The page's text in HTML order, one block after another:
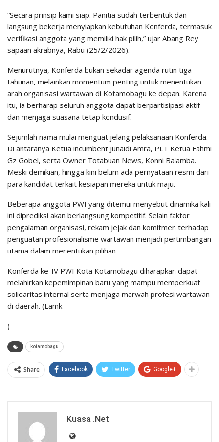
“Secara prinsip kami siap. Panitia sudah terbentuk dan
langsung bekerja menyiapkan kebutuhan Konferda, termasuk
verifikasi anggota yang memiliki hak pilih,” ujar Abang Rey
sapaan akrabnya, Rabu (25/2/2026).
Menurutnya, Konferda bukan sekadar agenda rutin tiga
tahunan, melainkan momentum penting untuk menentukan
arah organisasi wartawan di Kotamobagu ke depan. Karena
itu, ia berharap seluruh anggota dapat berpartisipasi aktif
dan menjaga suasana tetap kondusif.
Sejumlah nama mulai menguat jelang pelaksanaan Konferda.
Di antaranya Ketua incumbent Junaidi Amra, PLT Ketua Fahmi
Gz Gobel, serta Owner Totabuan News, Konni Balamba.
Meski demikian, hingga kini belum ada pernyataan resmi dari
para kandidat terkait kesiapan mereka untuk maju.
Beberapa anggota PWI yang ditemui menyebut dinamika kali
ini diprediksi akan berlangsung kompetitif. Selain faktor
pengalaman organisasi, rekam jejak dan komitmen terhadap
penguatan profesionalisme wartawan menjadi pertimbangan
utama dalam menentukan pilihan.
Konferda ke-IV PWI Kota Kotamobagu diharapkan dapat
melahirkan kepemimpinan baru yang mampu memperkuat
solidaritas internal serta menjaga marwah profesi wartawan
di daerah. (Lamk
)
kotamobagu
Share Facebook Twitter Google+
Kuasa .net